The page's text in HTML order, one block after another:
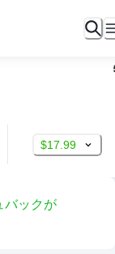
$17.99
バックが